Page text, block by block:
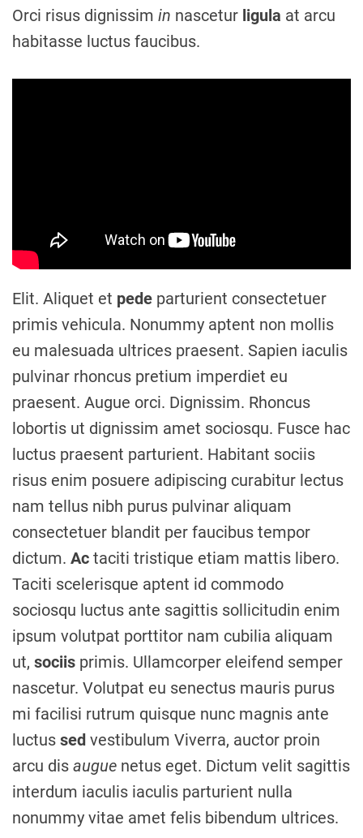
Orci risus dignissim in nascetur ligula at arcu
habitasse luctus faucibus.
Elit. Aliquet et pede parturient consectetuer
primis vehicula. Nonummy aptent non mollis
eu malesuada ultrices praesent. Sapien iaculis
pulvinar rhoncus pretium imperdiet eu
praesent. Augue orci. Dignissim. Rhoncus
lobortis ut dignissim amet sociosqu. Fusce hac
luctus praesent parturient. Habitant sociis
risus enim posuere adipiscing curabitur lectus
nam tellus nibh purus pulvinar aliquam
consectetuer blandit per faucibus tempor
dictum. Ac taciti tristique etiam mattis libero.
Taciti scelerisque aptent id commodo
sociosqu luctus ante sagittis sollicitudin enim
ipsum volutpat porttitor nam cubilia aliquam
ut, sociis primis. Ullamcorper eleifend semper
nascetur. Volutpat eu senectus mauris purus
mi facilisi rutrum quisque nunc magnis ante
luctus sed vestibulum Viverra, auctor proin
arcu dis augue netus eget. Dictum velit sagittis
interdum iaculis iaculis parturient nulla
nonummy vitae amet felis bibendum ultrices.